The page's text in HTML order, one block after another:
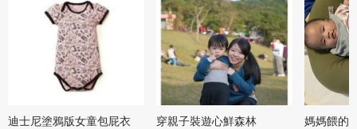
迪士尼塗鴉版女童包屁衣 穿親子裝遊心鮮森林 媽媽餵的